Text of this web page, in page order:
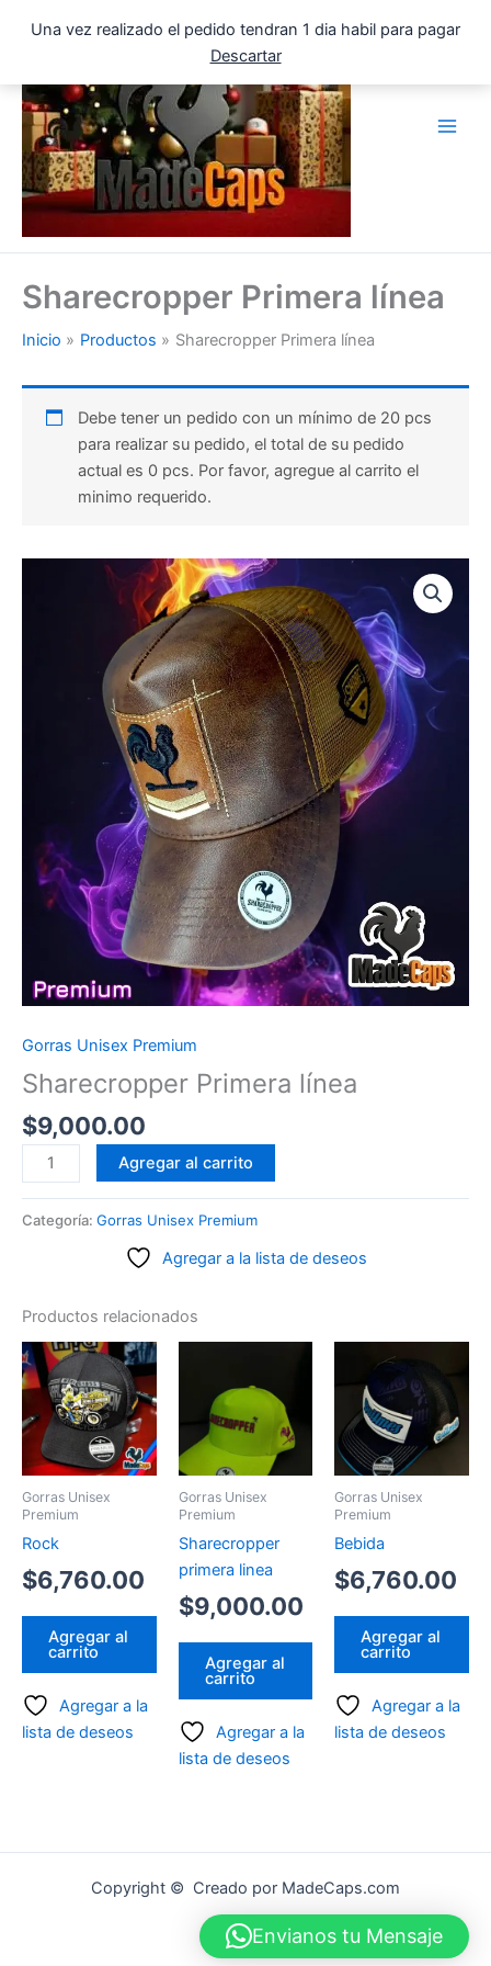
Una vez realizado el pedido tendran 1 dia habil para pagar
Descartar
Sharecropper Primera línea
Inicio Productos Sharecropper Primera línea
Debe tener un pedido con un mínimo de 20 pcs
para realizar su pedido, el total de su pedido
actual es 0 pcs. Por favor, agregue al carrito el
minimo requerido.
Gorras Unisex Premium
Sharecropper Primera línea
$9,000.00
Sharecropper
Primera
cantidad
Agregar al carrito
Categoría: Gorras Unisex Premium
Agregar a la lista de deseos
Productos relacionados
Gorras Unisex
Premium
Rock
$6,760.00
Agregar al
carrito
Agregar a la
lista de deseos
Gorras Unisex
Premium
Sharecropper
primera linea
$9,000.00
Agregar al
carrito
Agregar a la
lista de deseos
Gorras Unisex
Premium
Bebida
$6,760.00
Agregar al
carrito
Agregar a la
lista de deseos
Copyright © Creado por MadeCaps.com
Envianos tu Mensaje